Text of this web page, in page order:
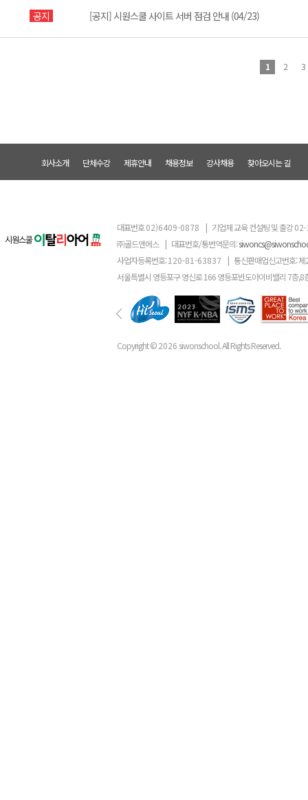
공지 [공지] 시원스쿨 사이트 서버 점검 안내 (04/23)
1 2 3
회사소개 단체수강 제휴안내 채용정보 강사채용 찾아오시는 길
대표번호02)6409-0878 | 기업체 교육 컨설팅 및 출강
㈜골드앤에스 | 대표번호/통번역문의:
사업자등록번호:120-81-63837 | 통신판매업신고번호: 제
서울특별시 영등포구 영신로 166 영등포반도아이비밸리 7층,8
Copyright ©2026 siwonschool. All Rights Reserved.